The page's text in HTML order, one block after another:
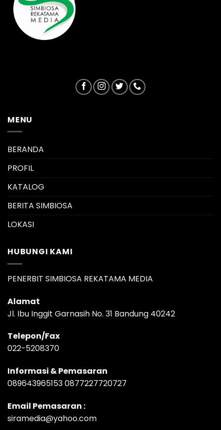
MENU
BERANDA
PROFIL
KATALOG
BERITA SIMBIOSA
LOKASI
HUBUNGI KAMI
PENERBIT SIMBIOSA REKATAMA MEDIA
Alamat
Jl. Ibu Inggit Garnasih No. 31 Bandung 40242
Telepon/Fax
022-5208370
Informasi & Pemasaran
089643965153 0877227720727
Email Pemasaran :
siramedia@yahoo.com